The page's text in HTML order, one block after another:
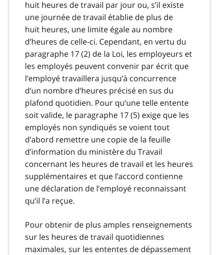
huit heures de travail par jour ou, s’il existe
une journée de travail établie de plus de
huit heures, une limite égale au nombre
d’heures de celle-ci. Cependant, en vertu du
paragraphe 17 (2) de la Loi, les employeurs et
les employés peuvent convenir par écrit que
l’employé travaillera jusqu’à concurrence
d’un nombre d’heures précisé en sus du
plafond quotidien. Pour qu’une telle entente
soit valide, le paragraphe 17 (5) exige que les
employés non syndiqués se voient tout
d’abord remettre une copie de la feuille
d’information du ministère du Travail
concernant les heures de travail et les heures
supplémentaires et que l’accord contienne
une déclaration de l’employé reconnaissant
qu’il l’a reçue.
Pour obtenir de plus amples renseignements
sur les heures de travail quotidiennes
maximales, sur les ententes de dépassement